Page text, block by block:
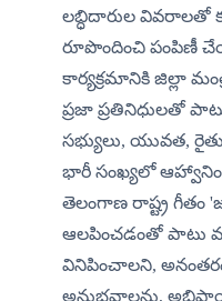
లబ్ధిదారుల వివరాలతో
రూపొందించి పంపిణీ
కార్యక్రమానికి జిల్లా
ప్రజా ప్రతినిధులతో
సభ్యులు, యువత,
భారీ సంఖ్యలో
తెలంగాణ రాష్ట్ర
ఆలపించడంతో పాటు
వినిపించాలని,
అనుభవాలను,